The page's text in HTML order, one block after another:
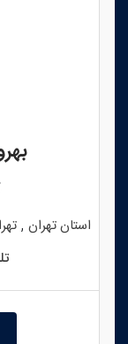
استانتهران ,